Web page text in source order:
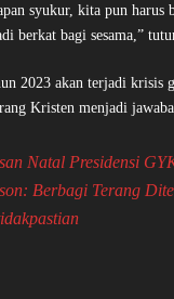
syukur, kita pun harus
berkat bagi sesama,”
2023 akan terjadi krisis
Kristen menjadi
Natal Presidensi
Berbagi Terang